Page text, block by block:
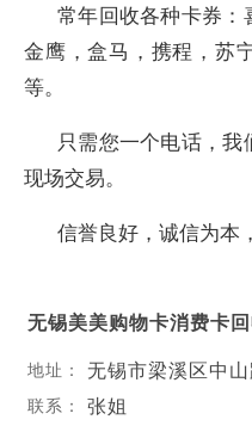
常年回收各种卡券：
金鹰，盒马，携程，苏
等。
只需您一个电话，我
现场交易。
信誉良好，诚信为本
无锡美美购物卡消费卡
地址： 无锡市梁溪区中
联系： 张姐